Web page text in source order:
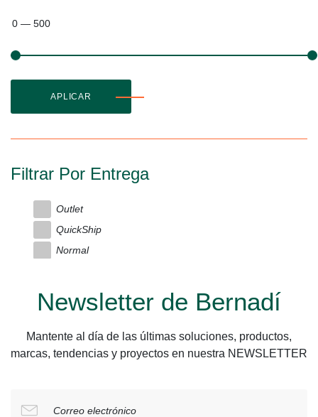
0 — 500
APLICAR
Filtrar Por Entrega
Outlet
QuickShip
Normal
Newsletter de Bernadí
Mantente al día de las últimas soluciones, productos,
marcas, tendencias y proyectos en nuestra NEWSLETTER
Correo electrónico